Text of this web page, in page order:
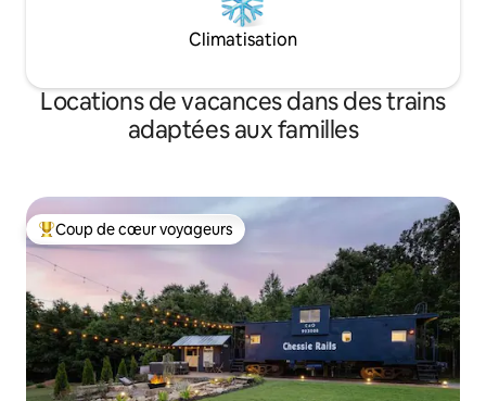
Climatisation
Locations de vacances dans des trains
adaptées aux familles
Coups de cœur voyageurs les plus appréciés
Coup de cœur voyageurs